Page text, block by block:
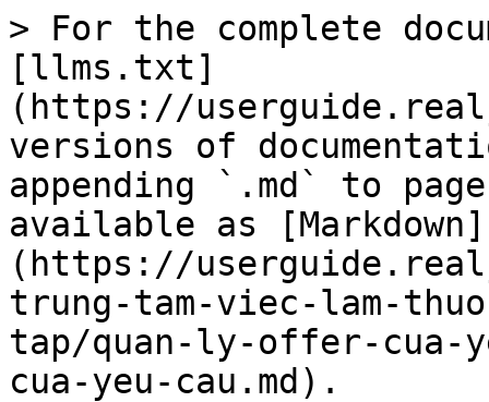
> For the complete
[llms.txt]
(https://
versions of
appending `.md` to
available as [Markdown]
(https://
trung-tam-viec-lam-
tap/quan-ly-offer-cua-
cua-yeu-cau.md).